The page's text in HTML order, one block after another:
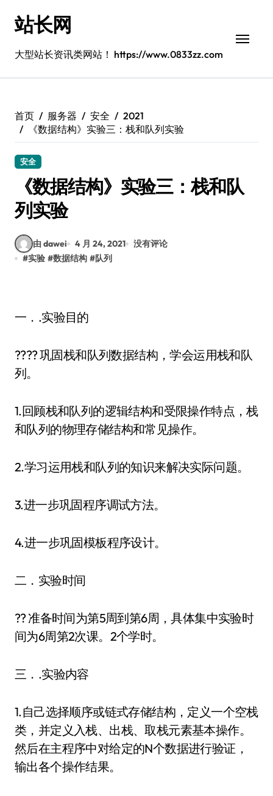
站长网
大型站长资讯类网站！ https://www.0833zz.com
首页 服务器 安全
2021
《数据结构》实验三：栈和队列实验
安全
《数据结构》实验三：栈和队
列实验
由 dawei 4 月 24, 2021
没有评论
#实验 #数据结构 #队列
一．.实验目的
???? 巩固栈和队列数据结构，学会运用栈和队
列。
1.回顾栈和队列的逻辑结构和受限操作特点，栈
和队列的物理存储结构和常见操作。
2.学习运用栈和队列的知识来解决实际问题。
3.进一步巩固程序调试方法。
4.进一步巩固模板程序设计。
二．实验时间
?? 准备时间为第5周到第6周，具体集中实验时
间为6周第2次课。2个学时。
三．.实验内容
1.自己选择顺序或链式存储结构，定义一个空栈
类，并定义入栈、出栈、取栈元素基本操作。
然后在主程序中对给定的N个数据进行验证，
输出各个操作结果。